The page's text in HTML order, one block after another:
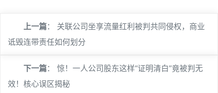
上一篇： 关联公司坐享流量红利被判共同侵权，商业
诋毁连带责任如何划分
下一篇： 惊！一人公司股东这样“证明清白”竟被判无
效！核心误区揭秘